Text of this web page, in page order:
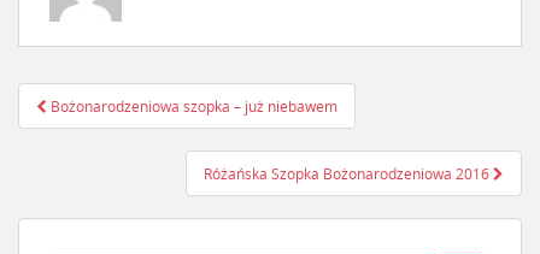
Nawigacja postu
Bożonarodzeniowa szopka – już niebawem
Różańska Szopka Bożonarodzeniowa 2016